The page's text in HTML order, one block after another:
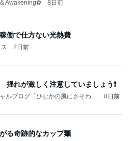
Awakening✿ 8日前
働で仕方ない光熱費
2日前
れが激しく注意していましょう❗️
ルブログ「ひむかの風にさそわれ
8日前
る奇跡的なカップ麺